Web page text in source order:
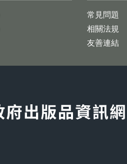
常見問題
相關法規
友善連結